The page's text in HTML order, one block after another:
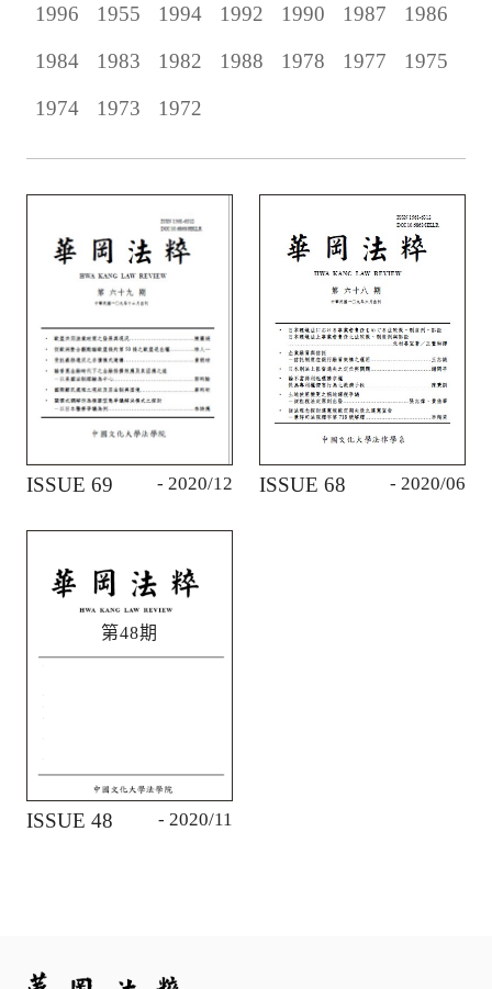
1996 1955 1994 1992 1990 1987 1986
1984 1983 1982 1988 1978 1977 1975
1974 1973 1972
ISSUE 69 - 2020/12 ISSUE 68 - 2020/06
第48期
ISSUE 48 - 2020/11